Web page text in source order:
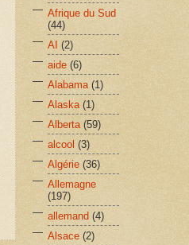
Afrique du Sud
(44)
AI (2)
aide (6)
Alabama (1)
Alaska (1)
Alberta (59)
alcool (3)
Algérie (36)
Allemagne
(197)
allemand (4)
Alsace (2)